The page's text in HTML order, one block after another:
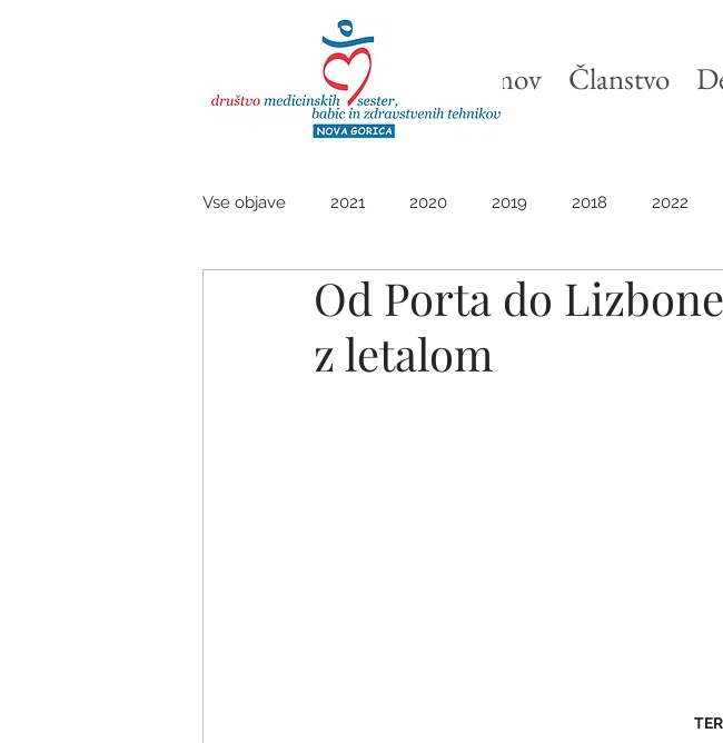
Domov Članstvo
Vse objave 2021 2020 2019 2018 2022
Od Porta do
z letalom